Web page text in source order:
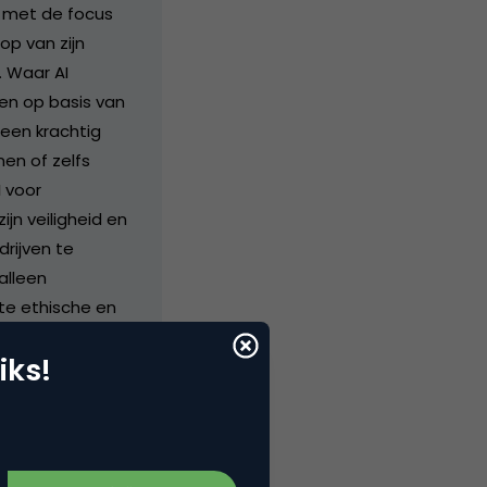
de focus
van zijn
AI
op basis van
krachtig
of zelfs
voor
veiligheid en
te
ethische en
systemen die